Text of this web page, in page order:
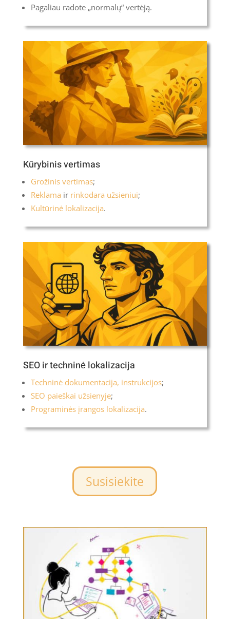
Pagaliau radote „normalų“ vertėją.
Kūrybinis vertimas
Grožinis vertimas;
Reklama ir rinkodara užsieniui;
Kultūrinė lokalizacija.
SEO ir techninė lokalizacija
Techninė dokumentacija, instrukcijos;
SEO paieškai užsienyje;
Programinės įrangos lokalizacija.
Susisiekite